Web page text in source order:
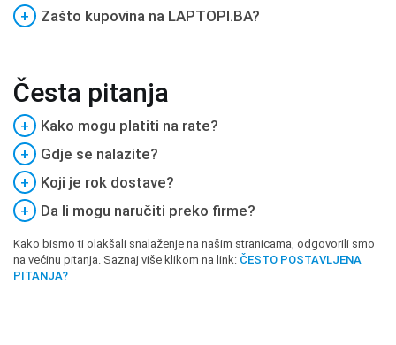
+
Zašto kupovina na LAPTOPI.BA?
Česta pitanja
+
Kako mogu platiti na rate?
+
Gdje se nalazite?
+
Koji je rok dostave?
+
Da li mogu naručiti preko firme?
Kako bismo ti olakšali snalaženje na našim stranicama, odgovorili smo
na većinu pitanja. Saznaj više klikom na link: ČESTO POSTAVLJENA
PITANJA?